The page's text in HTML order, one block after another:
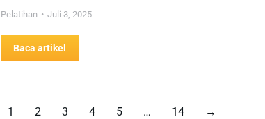
Pelatihan Juli 3, 2025
Baca artikel
1 2 3 4 5 … 14 →